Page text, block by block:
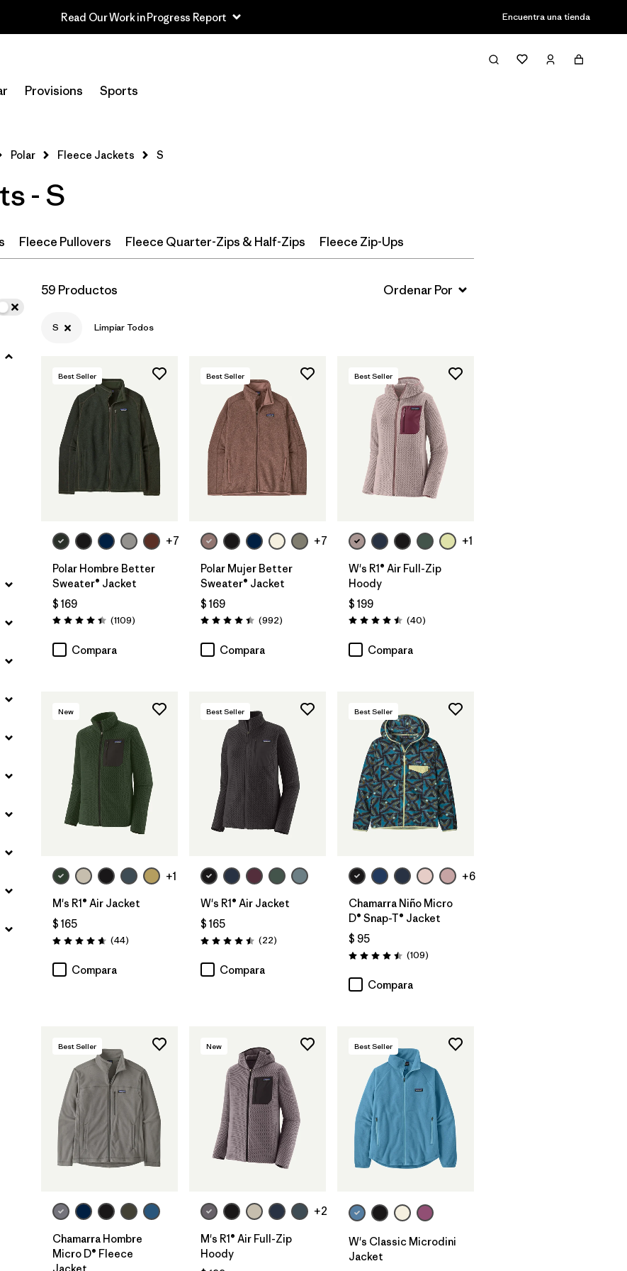
Read Our Work in Progress Report Encuentra una tienda
Provisions Sports
Filter & Sort
Selecciona una tienda
Filtrar por
Price
Filtrar por
Size
Filtrar por
Fit
Filtrar por
Features & Processes
Filtrar por
Materials & Fabric
Product Family
Polar Fleece Jackets S
- S
Fleece Pullovers Fleece Quarter-Zips & Half-Zips Fleece Zip-Ups
59 Productos
S Limpiar Todos
Best Seller
+7
Polar Hombre Better
Sweater® Jacket
$ 169
Valoración: 4.4 / 5
(1109Comentarios
)
Compara
Best Seller
+7
Polar Mujer Better
Sweater® Jacket
$ 169
Valoración: 4.4 / 5
(992Comentarios
)
Compara
Best Seller
+1
W's R1® Air Full-Zip
Hoody
$ 199
Valoración: 4.5 / 5
(40Comentarios
)
Compara
New
+1
M's R1® Air Jacket
$ 165
Valoración: 4.7 / 5
(44Comentarios
)
Compara
Best Seller
W's R1® Air Jacket
$ 165
Valoración: 4.5 / 5
(22Comentarios
)
Compara
Best Seller
+6
Chamarra Niño Micro
D® Snap-T® Jacket
$ 95
Valoración: 4.5 / 5
(109Comentarios
)
Compara
Best Seller
Chamarra Hombre
Micro D® Fleece
Jacket
New
+2
M's R1® Air Full-Zip
Hoody
Best Seller
W's Classic Microdini
Jacket